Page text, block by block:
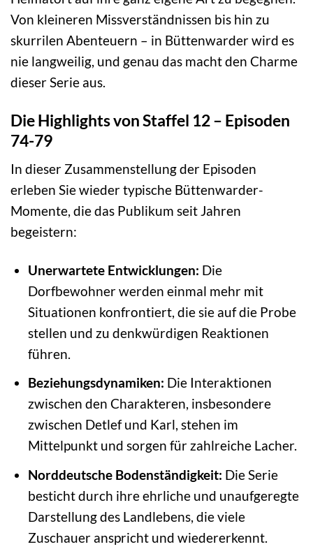
Von kleineren Missverständnissen bis hin zu
skurrilen Abenteuern – in Büttenwarder wird es
nie langweilig, und genau das macht den Charme
dieser Serie aus.
Die Highlights von Staffel 12 – Episoden
74-79
In dieser Zusammenstellung der Episoden
erleben Sie wieder typische Büttenwarder-
Momente, die das Publikum seit Jahren
begeistern:
Unerwartete Entwicklungen: Die
Dorfbewohner werden einmal mehr mit
Situationen konfrontiert, die sie auf die Probe
stellen und zu denkwürdigen Reaktionen
führen.
Beziehungsdynamiken: Die Interaktionen
zwischen den Charakteren, insbesondere
zwischen Detlef und Karl, stehen im
Mittelpunkt und sorgen für zahlreiche Lacher.
Norddeutsche Bodenständigkeit: Die Serie
besticht durch ihre ehrliche und unaufgeregte
Darstellung des Landlebens, die viele
Zuschauer anspricht und wiedererkennt.